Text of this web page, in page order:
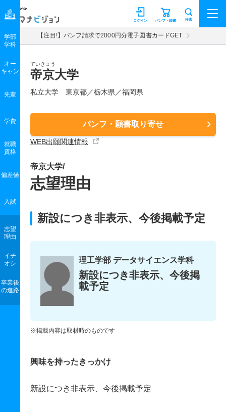
マナビジョン パンフ・願書
ログイン 検索
【注目!】パンフ請求で2000円分電子図書カードGET
ていきょう
帝京大学
私立大学 東京都／栃木県／福岡県
パンフ・願書取り寄せ
WEB出願関連情報
学部
学科
オー
キャン
先輩
学費
就職
資格
偏差値
入試
志望
理由
イチ
オシ
卒業後
の進路
帝京大学/
志望理由
新設につき非表示、今後掲載予定
理工学部 データサイエンス学科
新設につき非表示、今後掲
載予定
※掲載内容は取材時のものです
興味を持ったきっかけ
新設につき非表示、今後掲載予定